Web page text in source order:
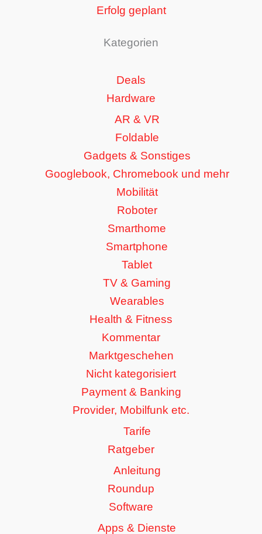
Erfolg geplant
Kategorien
Deals
Hardware
AR & VR
Foldable
Gadgets & Sonstiges
Googlebook, Chromebook und mehr
Mobilität
Roboter
Smarthome
Smartphone
Tablet
TV & Gaming
Wearables
Health & Fitness
Kommentar
Marktgeschehen
Nicht kategorisiert
Payment & Banking
Provider, Mobilfunk etc.
Tarife
Ratgeber
Anleitung
Roundup
Software
Apps & Dienste